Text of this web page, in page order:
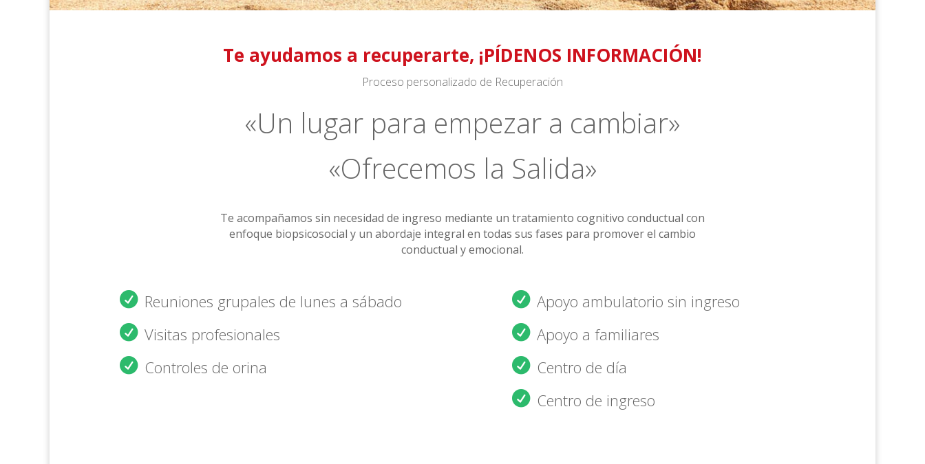
Te ayudamos a recuperarte, ¡PÍDENOS INFORMACIÓN!
Proceso personalizado de Recuperación
«Un lugar para empezar a cambiar»
«Ofrecemos la Salida»
Te acompañamos sin necesidad de ingreso mediante un tratamiento cognitivo conductual con
enfoque biopsicosocial y un abordaje integral en todas sus fases para promover el cambio
conductual y emocional.
Reuniones grupales de lunes a sábado
Visitas profesionales
Controles de orina
Apoyo ambulatorio sin ingreso
Apoyo a familiares
Centro de día
Centro de ingreso